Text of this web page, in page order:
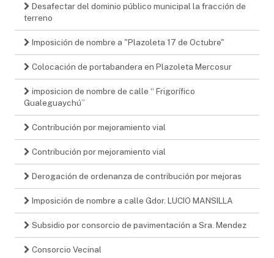
Desafectar del dominio público municipal la fracción de
terreno
Imposición de nombre a "Plazoleta 17 de Octubre"
Colocación de portabandera en Plazoleta Mercosur
imposicion de nombre de calle “ Frigorífico
Gualeguaychú”
Contribución por mejoramiento vial
Contribución por mejoramiento vial
Derogación de ordenanza de contribución por mejoras
Imposición de nombre a calle Gdor. LUCIO MANSILLA
Subsidio por consorcio de pavimentación a Sra. Mendez
Consorcio Vecinal